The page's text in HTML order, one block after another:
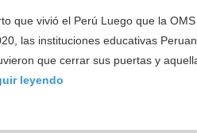
que vivió el Perú Luego que la
las instituciones educativas
que cerrar sus puertas y
leyendo